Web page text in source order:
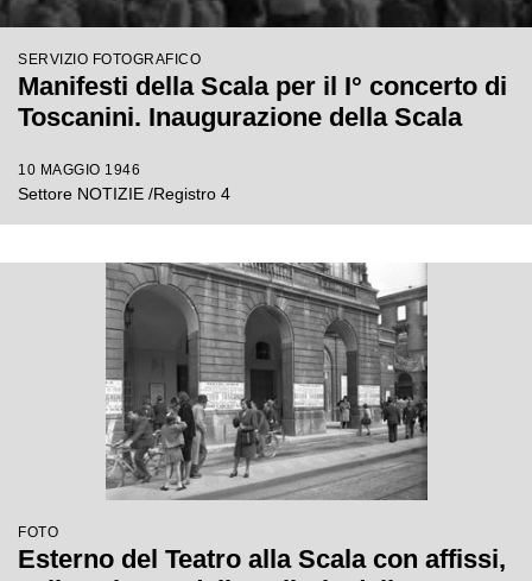
SERVIZIO FOTOGRAFICO
Manifesti della Scala per il I° concerto di
Toscanini. Inaugurazione della Scala
10 MAGGIO 1946
Settore NOTIZIE /Registro 4
FOTO
Esterno del Teatro alla Scala con affissi,